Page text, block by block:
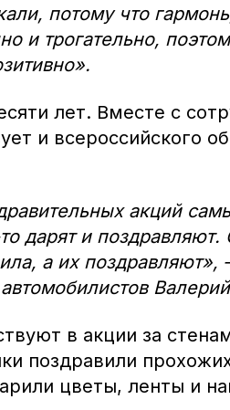
потому что
и трогательно,
лет. Вместе с
и всероссийского
акций
дарят и поздравляют.
а их поздравляют»,
в акции за
поздравили
цветы, ленты и